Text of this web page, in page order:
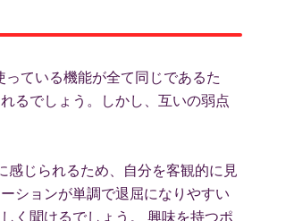
ている機能が全て同じであるた
るでしょう。しかし、互いの弱点
感じられるため、自分を客観的に見
ションが単調で退屈になりやすい
く聞けるでしょう。 興味を持つポ